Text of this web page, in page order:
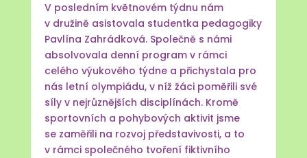
V posledním květnovém týdnu nám
v družině asistovala studentka pedagogiky
Pavlína Zahrádková. Společně s námi
absolvovala denní program v rámci
celého výukového týdne a přichystala pro
nás letní olympiádu, v níž žáci poměřili své
síly v nejrůznějších disciplínách. Kromě
sportovních a pohybových aktivit jsme
se zaměřili na rozvoj představivosti, a to
v rámci společného tvoření fiktivního